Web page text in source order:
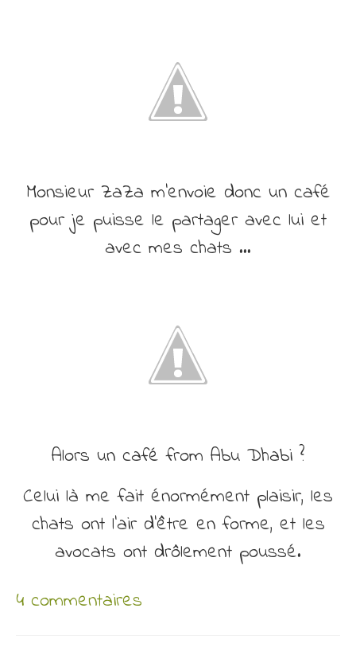
Monsieur ZaZa m’envoie donc un café
pour je puisse le partager avec lui et
avec mes chats …
Alors un café from Abu Dhabi ?
Celui là me fait énormément plaisir, les
chats ont l’air d’être en forme, et les
avocats ont drôlement poussé.
4 commentaires